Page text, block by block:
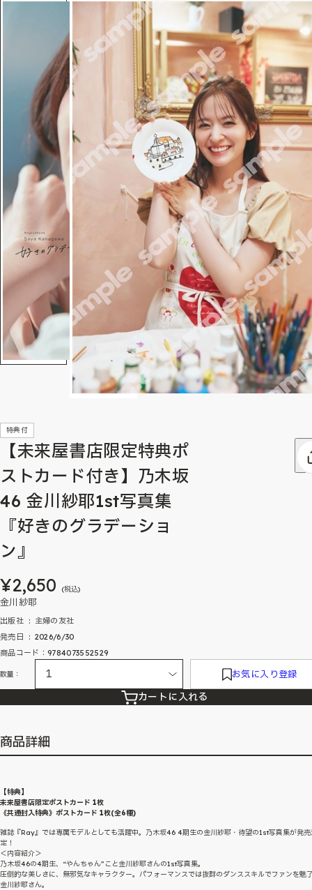
特典付
【未来屋書店限定特典ポ
ストカード付き】乃木坂
46 金川紗耶1st写真集
『好きのグラデーショ
ン』
¥2,650 (税込)
金川紗耶
出版社 ‏ : ‎ 主婦の友社
発売日 ‏ : ‎ 2026/6/30
商品コード：9784073552529
数量： お気に入り登録
カートに入れる
商品詳細
【特典】
未来屋書店限定ポストカード 1枚
《共通封入特典》ポストカード 1枚(全6種)
雑誌『Ray』では専属モデルとしても活躍中。乃木坂46 4期生の金川紗耶・待望の1st写真集が発売
定！
＜内容紹介＞
乃木坂46の4期生、“やんちゃん”こと金川紗耶さんの1st写真集。
圧倒的な美しさに、無邪気なキャラクター。パフォーマンスでは抜群のダンススキルでファンを魅
金川紗耶さん。